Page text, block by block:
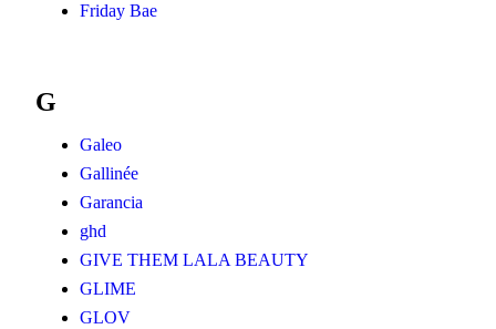
Friday Bae
G
Galeo
Gallinée
Garancia
ghd
GIVE THEM LALA BEAUTY
GLIME
GLOV